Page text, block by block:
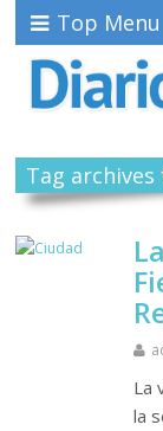
Top Menu
Tag
La
la